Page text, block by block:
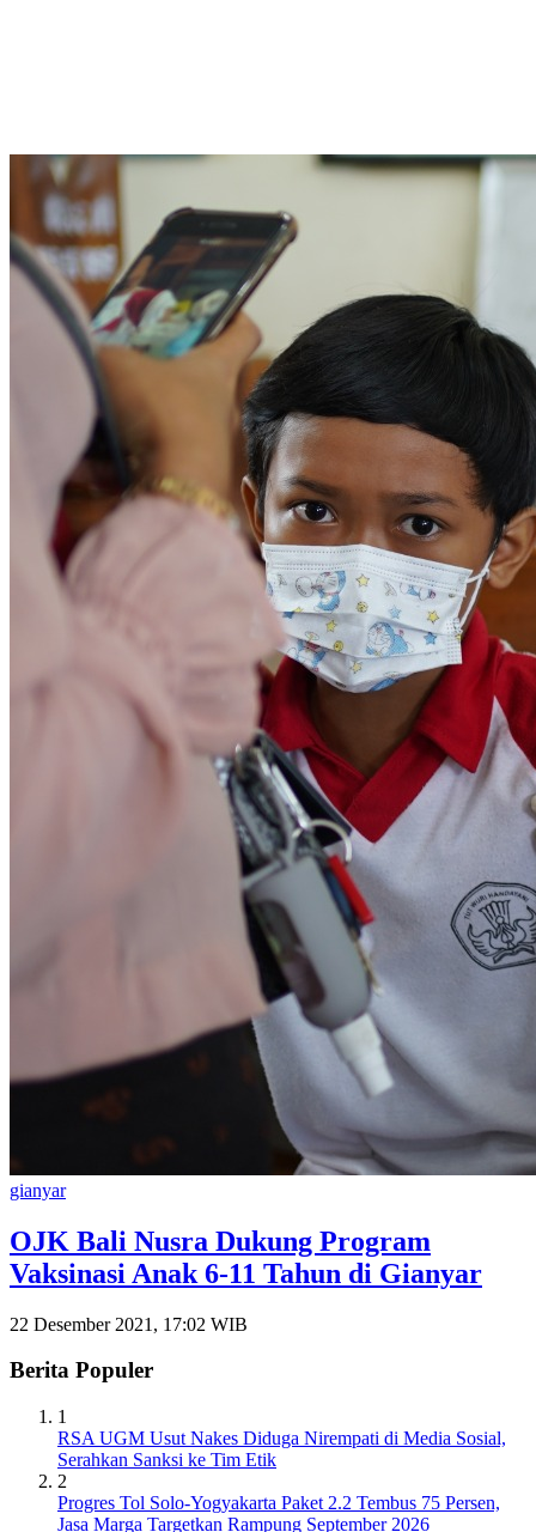
gianyar
OJK Bali Nusra Dukung Program
Vaksinasi Anak 6-11 Tahun di Gianyar
22 Desember 2021, 17:02 WIB
Berita Populer
1
RSA UGM Usut Nakes Diduga Nirempati di Media Sosial,
Serahkan Sanksi ke Tim Etik
2
Progres Tol Solo-Yogyakarta Paket 2.2 Tembus 75 Persen,
Jasa Marga Targetkan Rampung September 2026